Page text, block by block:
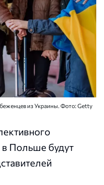
из Украины. Фото: Getty
Польше будут